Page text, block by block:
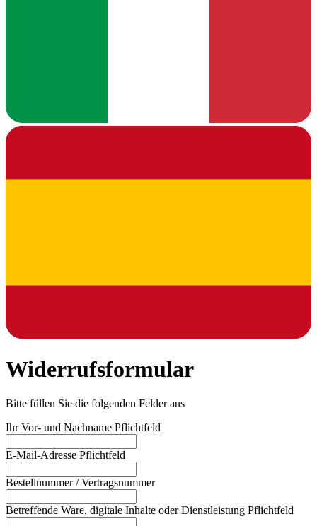
Widerrufsformular
Bitte füllen Sie die folgenden Felder aus
Ihr Vor- und Nachname Pflichtfeld
E-Mail-Adresse Pflichtfeld
Bestellnummer / Vertragsnummer
Betreffende Ware, digitale Inhalte oder Dienstleistung Pflichtfeld